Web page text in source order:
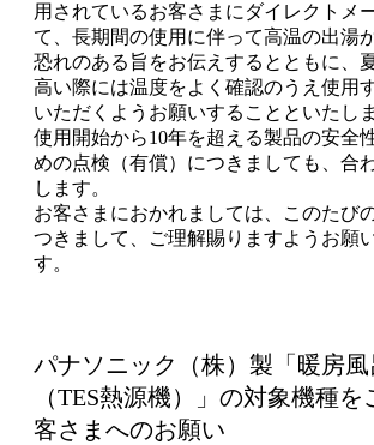
用されているお客さまにダイレクトメ
て、長期間の使用に伴って高温の出湯
恐れのある旨をお伝えするとともに、
高い際には温度をよく確認のうえ使用
いただくようお願いすることといたし
使用開始から10年を超える製品の安全
めの点検（有償）につきましても、合
します。
お客さまにおかれましては、このたび
つきまして、ご理解賜りますようお願
す。
パナソニック（株）製「暖房
（TES熱源機）」の対象機種を
客さまへのお願い